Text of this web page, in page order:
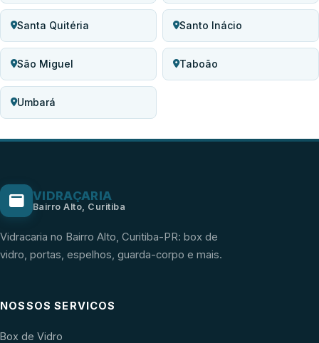
Santa Quitéria Santo Inácio
São Miguel Taboão
Umbará
VIDRAÇARIA
Bairro Alto, Curitiba
Vidracaria no Bairro Alto, Curitiba-PR: box de
vidro, portas, espelhos, guarda-corpo e mais.
NOSSOS SERVICOS
Box de Vidro